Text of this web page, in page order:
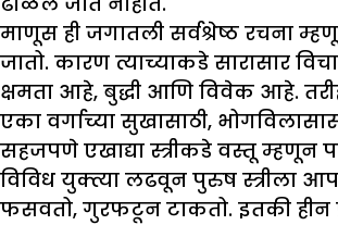
माणूस ही जगातली सर्वश्रेष्ठ रचना
जातो. कारण त्याच्याकडे सारासार
क्षमता आहे, बुद्धी आणि विवेक आहे.
एका वर्गाच्या सुखासाठी,
सहजपणे एखाद्या स्त्रीकडे वस्तू म्हणून
विविध युक्त्या लढवून पुरुष स्त्रीला
फसवतो, गुरफटून टाकतो. इतकी हीन